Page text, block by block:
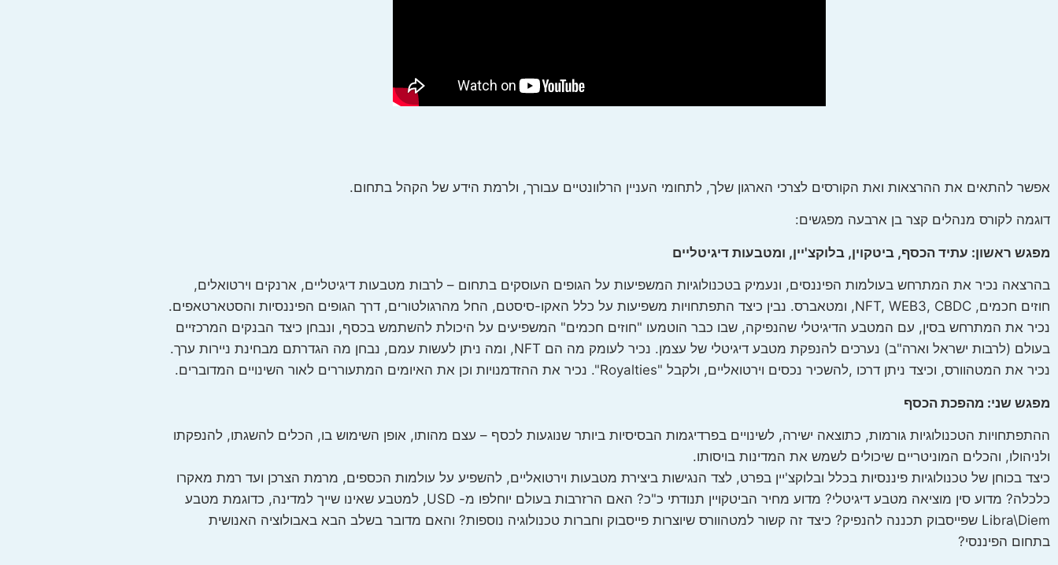
אפשר להתאים את ההרצאות ואת הקורסים לצרכי הארגון שלך, לתחומי העניין הרלוונטיים עבורך, ולרמת הידע של הקהל בתחום.
דוגמה לקורס מנהלים קצר בן ארבעה מפגשים:
מפגש ראשון: עתיד הכסף, ביטקוין, בלוקצ'יין, ומטבעות דיגיטליים
בהרצאה נכיר את המתרחש בעולמות הפיננסים, ונעמיק בטכנולוגיות המשפיעות על הגופים העוסקים בתחום – לרבות מטבעות דיגיטליים, ארנקים וירטואלים,
חוזים חכמים, NFT, WEB3, CBDC, ומטאברס. נבין כיצד התפתחויות משפיעות על כלל האקו-סיסטם, החל מהרגולטורים, דרך הגופים הפיננסיות והסטארטאפים.
נכיר את המתרחש בסין, עם המטבע הדיגיטלי שהנפיקה, שבו כבר הוטמעו "חוזים חכמים" המשפיעים על היכולת להשתמש בכסף, ונבחן כיצד הבנקים המרכזיים
בעולם (לרבות ישראל וארה"ב) נערכים להנפקת מטבע דיגיטלי של עצמן. נכיר לעומק מה הם NFT, ומה ניתן לעשות עמם, נבחן מה הגדרתם מבחינת ניירות ערך.
נכיר את המטהוורס, וכיצד ניתן דרכו ,להשכיר נכסים וירטואליים, ולקבל "Royalties". נכיר את ההזדמנויות וכן את האיומים המתעוררים לאור השינויים המדוברים.
מפגש שני: מהפכת הכסף
ההתפתחויות הטכנולוגיות גורמות, כתוצאה ישירה, לשינויים בפרדיגמות הבסיסיות ביותר שנוגעות לכסף – עצם מהותו, אופן השימוש בו, הכלים להשגתו, להנפקתו
ולניהולו, והכלים המוניטריים שיכולים לשמש את המדינות בויסותו.
כיצד בכוחן של טכנולוגיות פיננסיות בכלל ובלוקצ'יין בפרט, לצד הנגישות ביצירת מטבעות וירטואליים, להשפיע על עולמות הכספים, מרמת הצרכן ועד רמת מאקרו
כלכלה? מדוע סין מוציאה מטבע דיגיטלי? מדוע מחיר הביטקויין תנודתי כ"כ? האם הרזרבות בעולם יוחלפו מ- USD, למטבע שאינו שייך למדינה, כדוגמת מטבע
Libra\Diem שפייסבוק תכננה להנפיק? כיצד זה קשור למטהוורס שיוצרות פייסבוק וחברות טכנולוגיה נוספות? והאם מדובר בשלב הבא באבולוציה האנושית
בתחום הפיננסי?